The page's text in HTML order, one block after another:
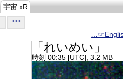
宇宙 xR
>>>
「れいめい」
時刻 00:35 [UTC], 3.2 MB